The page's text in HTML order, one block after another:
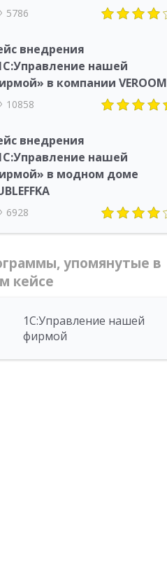
5786
внедрения
нашей
в компании VEROOM
10858
внедрения
нашей
в модном доме
6928
упомянутые в
кейсе
1С:Управление нашей
фирмой